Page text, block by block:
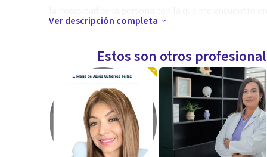
Especialista en orientación psicológica e
derechos de menores en situación de riesgo,
muchísimo malestar, así como con sus familias o
encontraban expuestos.
En relación, soy experto en intervención infanto-
Autónoma de Madrid. Además, dispongo de
Ver descripción completa
Estos son otros